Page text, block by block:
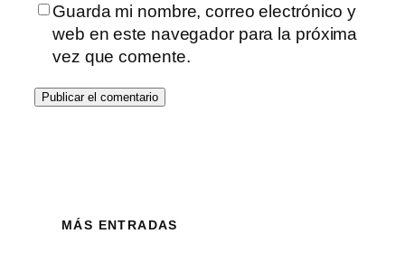
Guarda mi nombre, correo electrónico y
web en este navegador para la próxima
vez que comente.
MÁS ENTRADAS